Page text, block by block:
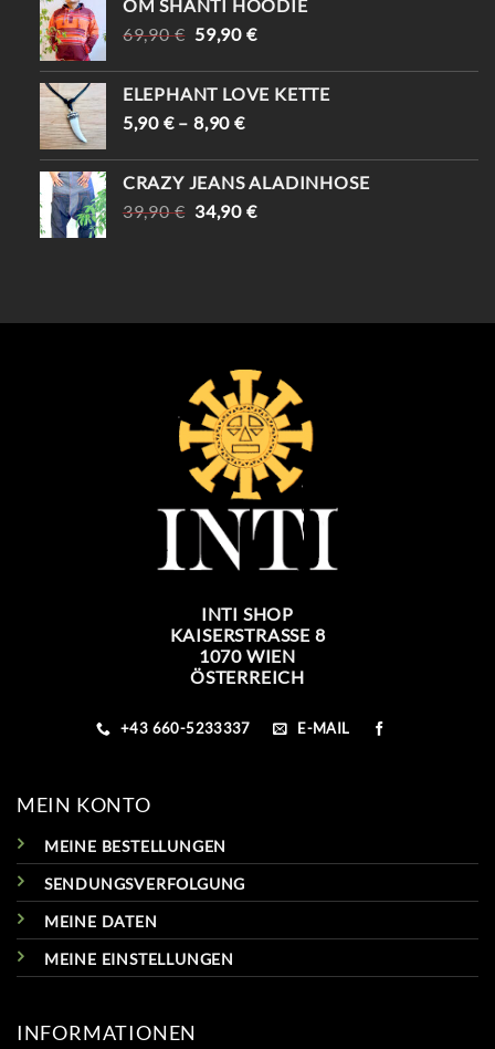
29,90 €24,90 €.
OM SHANTI HOODIE
69,90€ URSPRÜNGLICHER
WAR:
69,90 €
59,90 €AKTUELLER
IST:
59,90 €.
ELEPHANT LOVE KETTE
5,90 €–8,90€
CRAZY JEANS ALADINHOSE
39,90€ URSPRÜNGLICHER
34,90 €AKTUELLER
INTI SHOP
KAISERSTRASSE 8
1070 WIEN
ÖSTERREICH
+43 660-5233337 E-MAIL
MEIN KONTO
MEINE BESTELLUNGEN
SENDUNGSVERFOLGUNG
MEINE DATEN
MEINE EINSTELLUNGEN
INFORMATIONEN